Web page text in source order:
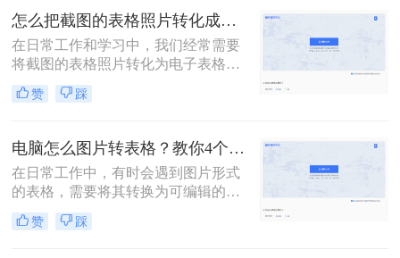
成Excel的方法。
怎么把截图的表格照片转化成表格？学会这3种方法轻松提取！
在日常工作和学习中，我们经常需要
将截图的表格照片转化为电子表格，
以便进行数据处理和分析。那么怎么
把截图的表格照片转化成表格呢？本
电子表格的方法。
赞 踩
电脑怎么图片转表格？教你4个简单方法！
在日常工作中，有时会遇到图片形式
的表格，需要将其转换为可编辑的
Excel表格。这不仅有助于数据的进一
步分析和处理，还能提高工作效率。
赞 踩